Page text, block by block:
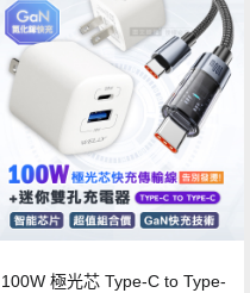
100W 極光芯 Type-C to Type-